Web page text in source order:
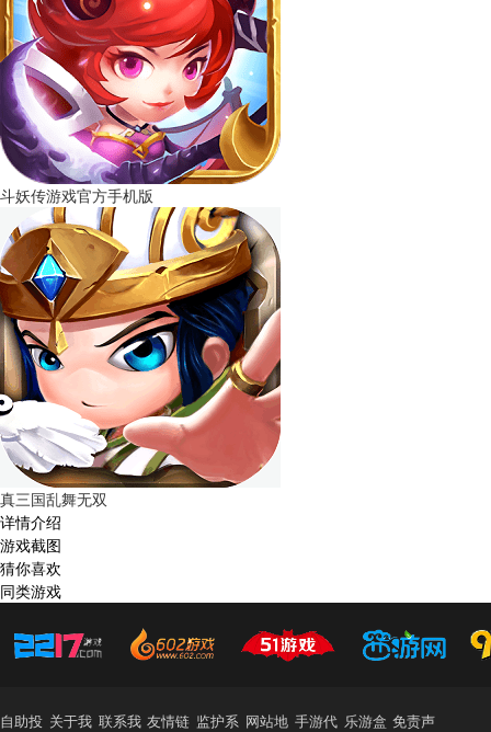
斗妖传游戏官方手机版
真三国乱舞无双
详情介绍
游戏截图
猜你喜欢
同类游戏
自助投 关于我 联系我 友情链 监护系 网站地 手游代 乐游盒 免责声